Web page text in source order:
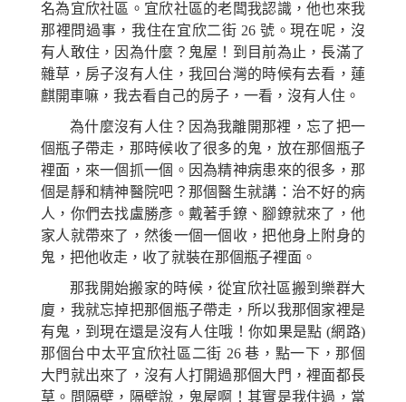
名為宜欣社區。宜欣社區的老闆我認識，他也來我
那裡問過事，我住在宜欣二街 26 號。現在呢，沒
有人敢住，因為什麼？鬼屋！到目前為止，長滿了
雜草，房子沒有人住，我回台灣的時候有去看，蓮
麒開車嘛 ，我去看自己的房子，一看，沒有人住。
為什麼沒有人住？因為我離開那裡，忘了把一
個瓶子帶走，那時候收了很多的鬼，放在那個瓶子
裡面，來一個抓一個。因為精神病患來的很多，那
個是靜和精神醫院吧？那個醫生就講：治不好的病
人，你們去找盧勝彥。戴著手鐐、腳鐐就來了， 他
家人就帶來了，然後一個一個收，把他身上附身的
鬼，把他收走，收了就裝在那個瓶子裡面。
那我開始搬家的時候，從宜欣社區搬到樂群大
廈，我就忘掉把那個瓶子帶走，所以我那個家裡是
有鬼，到現在還是沒有人住哦！你如果是點 (網路)
那個台中太平宜欣社區二街 26 巷，點一下，那個
大門就出來了，沒有人打開過那個大門，裡面都長
草。問隔壁，隔壁說，鬼屋啊！其實是我住過，當